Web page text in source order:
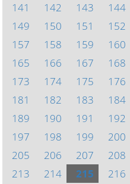
141
142 143 144
149
150 151 152
157
158 159 160
165
166 167 168
173
174 175 176
181
182 183 184
189
190 191 192
197
198 199 200
205
206 207 208
213
214 215 216